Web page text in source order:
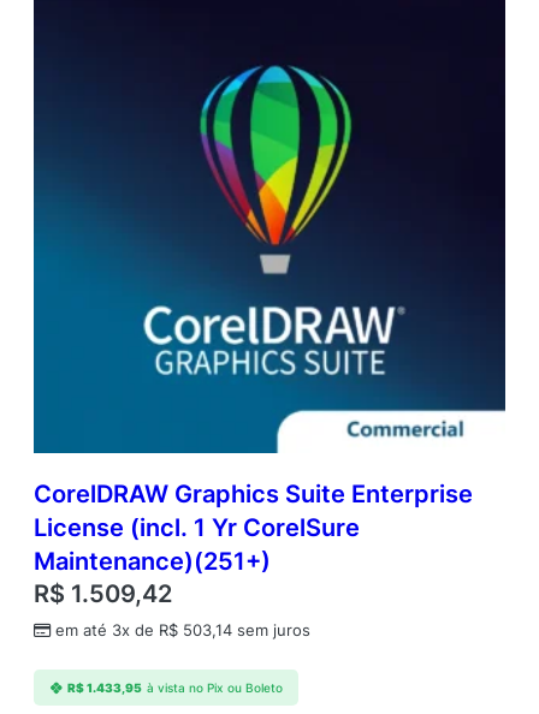
CorelDRAW Graphics Suite Enterprise
License (incl. 1 Yr CorelSure
Maintenance)(251+)
R$ 1.509,42
em até 3x de R$ 503,14 sem juros
R$1.433,95 à vista no Pix ou Boleto